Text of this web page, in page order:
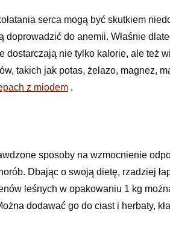
serca mogą być skutkiem
do anemii. Właśnie
dostarczają nie tylko kalorie, ale też
takich jak potas, żelazo, magnez,
z miodem .
sposoby na wzmocnienie
Dbając o swoją dietę, rzadziej
leśnych w opakowaniu 1 kg
dodawać go do ciast i herbaty,